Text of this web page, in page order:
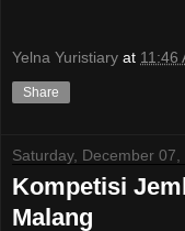
Yelna Yuristiary at 11:46
Share
Saturday, December 07,
Kompetisi
Malang